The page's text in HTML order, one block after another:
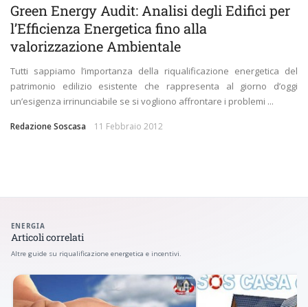
Green Energy Audit: Analisi degli Edifici per
l’Efficienza Energetica fino alla
valorizzazione Ambientale
Tutti sappiamo l’importanza della riqualificazione energetica del
patrimonio edilizio esistente che rappresenta al giorno d’oggi
un’esigenza irrinunciabile se si vogliono affrontare i problemi ...
Redazione Soscasa 11 Febbraio 2012
ENERGIA
Articoli correlati
Altre guide su riqualificazione energetica e incentivi.